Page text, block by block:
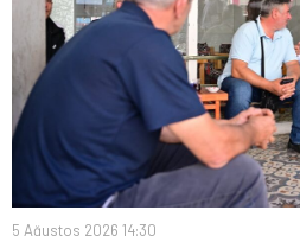
5 Ağustos 2026 14:30